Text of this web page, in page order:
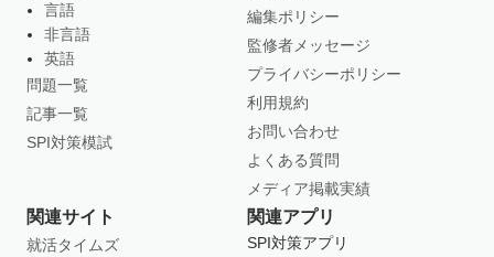
言語
非言語
英語
問題一覧
記事一覧
SPI対策模試
編集ポリシー
監修者メッセージ
プライバシーポリシー
利用規約
お問い合わせ
よくある質問
メディア掲載実績
関連サイト
就活タイムズ
関連アプリ
SPI対策アプリ